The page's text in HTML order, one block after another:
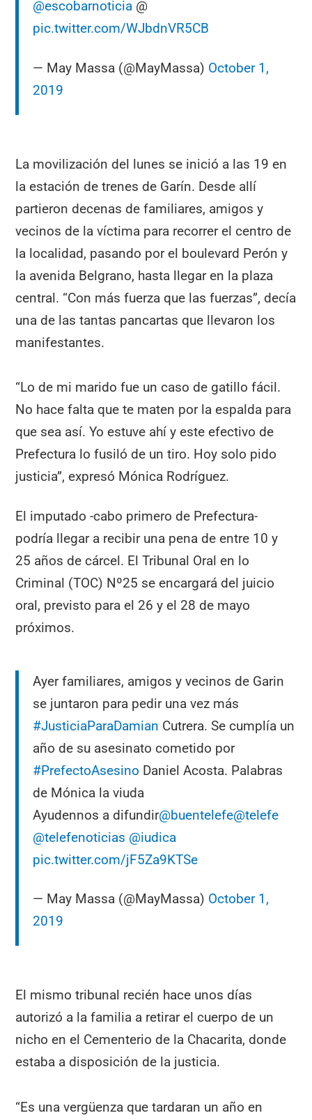
@escobarnoticia @
pic.twitter.com/WJbdnVR5CB
— May Massa (@MayMassa) October 1,
2019
La movilización del lunes se inició a las 19 en
la estación de trenes de Garín. Desde allí
partieron decenas de familiares, amigos y
vecinos de la víctima para recorrer el centro de
la localidad, pasando por el boulevard Perón y
la avenida Belgrano, hasta llegar en la plaza
central. “Con más fuerza que las fuerzas”, decía
una de las tantas pancartas que llevaron los
manifestantes.
“Lo de mi marido fue un caso de gatillo fácil.
No hace falta que te maten por la espalda para
que sea así. Yo estuve ahí y este efectivo de
Prefectura lo fusiló de un tiro. Hoy solo pido
justicia”, expresó Mónica Rodríguez.
El imputado -cabo primero de Prefectura-
podría llegar a recibir una pena de entre 10 y
25 años de cárcel. El Tribunal Oral en lo
Criminal (TOC) Nº25 se encargará del juicio
oral, previsto para el 26 y el 28 de mayo
próximos.
Ayer familiares, amigos y vecinos de Garin
se juntaron para pedir una vez más
#JusticiaParaDamian Cutrera. Se cumplía un
año de su asesinato cometido por
#PrefectoAsesino Daniel Acosta. Palabras
de Mónica la viuda
Ayudennos a difundir@buentelefe@telefe
@telefenoticias @iudica
pic.twitter.com/jF5Za9KTSe
— May Massa (@MayMassa) October 1,
2019
El mismo tribunal recién hace unos días
autorizó a la familia a retirar el cuerpo de un
nicho en el Cementerio de la Chacarita, donde
estaba a disposición de la justicia.
“Es una vergüenza que tardaran un año en